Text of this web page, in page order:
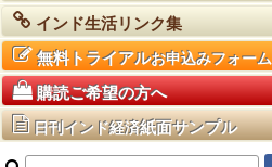
インド生活リンク集
無料トライアルお申込みフォーム
購読ご希望の方へ
日刊インド経済紙面サンプル